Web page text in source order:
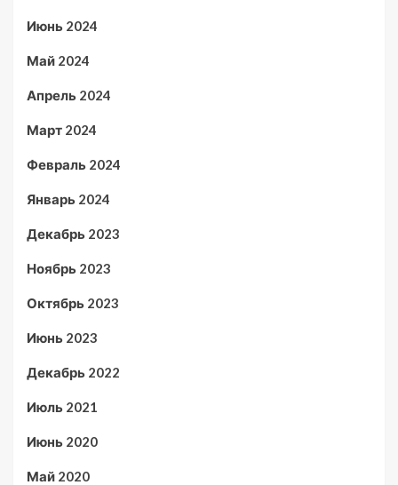
Июнь 2024
Май 2024
Апрель 2024
Март 2024
Февраль 2024
Январь 2024
Декабрь 2023
Ноябрь 2023
Октябрь 2023
Июнь 2023
Декабрь 2022
Июль 2021
Июнь 2020
Май 2020